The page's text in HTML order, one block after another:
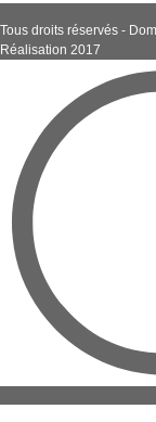
Tous droits réservés -
Réalisation 2017